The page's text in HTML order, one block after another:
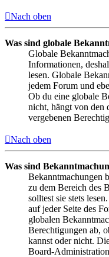
Nach oben
Was sind globale
Globale
Informationen,
lesen. Globale
jedem Forum und
Ob du eine globale
nicht, hängt von den
vergebenen
Nach oben
Was sind
Bekanntmachungen
zu dem Bereich des
solltest sie stets
auf jeder Seite des
globalen
Berechtigungen ab,
kannst oder nicht.
Board-